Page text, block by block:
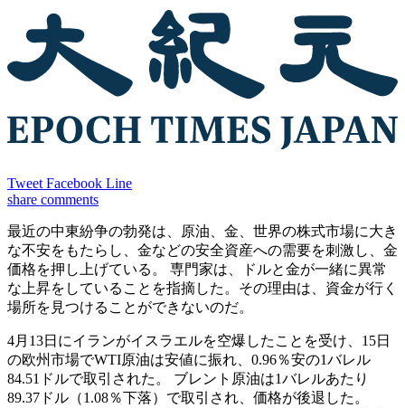
Tweet Facebook Line
share comments
最近の中東紛争の勃発は、原油、金、世界の株式市場に大き
な不安をもたらし、金などの安全資産への需要を刺激し、金
価格を押し上げている。 専門家は、ドルと金が一緒に異常
な上昇をしていることを指摘した。その理由は、資金が行く
場所を見つけることができないのだ。
4月13日にイランがイスラエルを空爆したことを受け、15日
の欧州市場でWTI原油は安値に振れ、0.96％安の1バレル
84.51ドルで取引された。 ブレント原油は1バレルあたり
89.37ドル（1.08％下落）で取引され、価格が後退した。